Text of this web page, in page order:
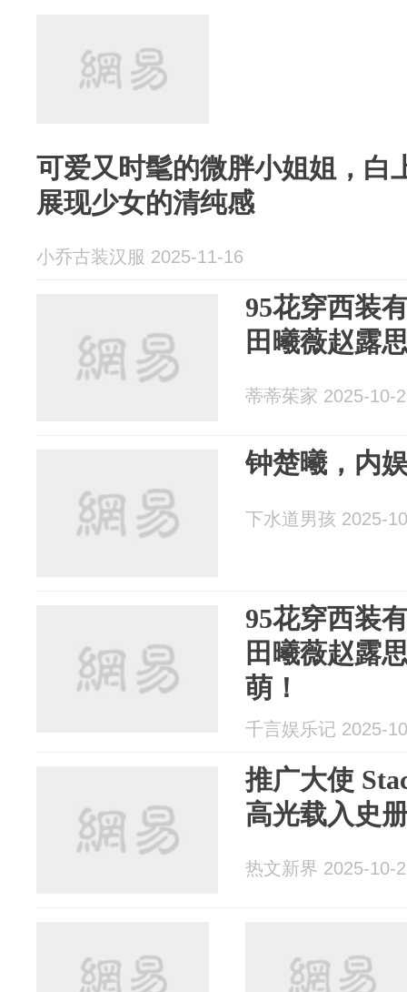
可爱又时髦的微胖小姐姐，白
展现少女的清纯感
小乔古装汉服 2025-11-16
95花穿西装
田曦薇赵露
蒂蒂茱家 2025-10-
钟楚曦，内
下水道男孩 2025-
95花穿西装
田曦薇赵露
萌！
千言娱乐记 2025-
推广大使
高光载入史
热文新界 2025-10-